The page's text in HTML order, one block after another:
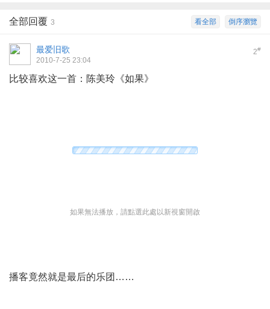
倒序瀏覽
看全部
全部回覆 3
2#
最爱旧歌
2010-7-25 23:04
比较喜欢这一首：陈美玲《如果》
如果無法播放，請點選此處以新視窗開啟
播客竟然就是最后的乐团……